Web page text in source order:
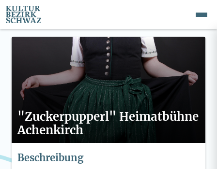
"Zuckerpupperl" Heimatbühne
Achenkirch
Beschreibung